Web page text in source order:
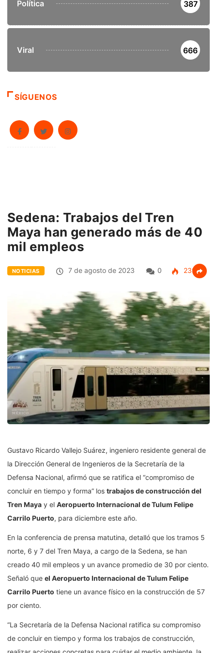
Política 387
Viral 666
SÍGUENOS
Sedena: Trabajos del Tren
Maya han generado más de 40
mil empleos
NOTICIAS 7 de agosto de 2023 0 239
Gustavo Ricardo Vallejo Suárez, ingeniero residente general de
la Dirección General de Ingenieros de la Secretaría de la
Defensa Nacional, afirmó que se ratifica el “compromiso de
concluir en tiempo y forma” los trabajos de construcción del
Tren Maya y el Aeropuerto Internacional de Tulum Felipe
Carrilo Puerto, para diciembre este año.
En la conferencia de prensa matutina, detalló que los tramos 5
norte, 6 y 7 del Tren Maya, a cargo de la Sedena, se han
creado 40 mil empleos y un avance promedio de 30 por ciento.
Señaló que el Aeropuerto Internacional de Tulum Felipe
Carrilo Puerto tiene un avance físico en la construcción de 57
por ciento.
“La Secretaría de la Defensa Nacional ratifica su compromiso
de concluir en tiempo y forma los trabajos de construcción,